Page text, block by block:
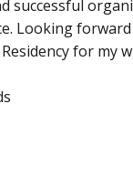
successful
Looking
for my